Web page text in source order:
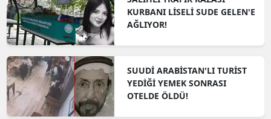
KURBANI LİSELİ SUDE GELEN'E
AĞLIYOR!
SUUDİ ARABİSTAN'LI TURİST
YEDİĞİ YEMEK SONRASI
OTELDE ÖLDÜ!